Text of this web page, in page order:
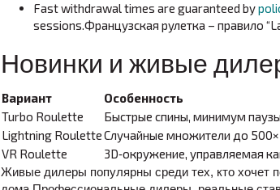
Fast withdrawal times are guaranteed by
sessions.Французская рулетка – правило
Новинки и живые
Вариант Особенность
Turbo Roulette
Быстрые спины, минимум паузы
Lightning RouletteСлучайные множители до 500×
VR Roulette
3D‑окружение, управляемая
Живые дилеры популярны среди тех, кто хочет